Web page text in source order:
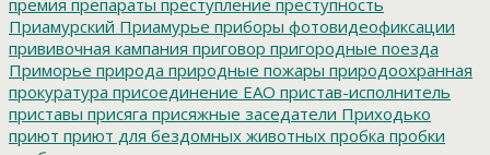
Приамурский Приамурье приборы фотовидеофиксации
прививочная кампания приговор пригородные поезда
Приморье природа природные пожары природоохранная
прокуратура присоединение ЕАО пристав-исполнитель
приставы присяга присяжные заседатели Приходько
приют приют для бездомных животных пробка пробки